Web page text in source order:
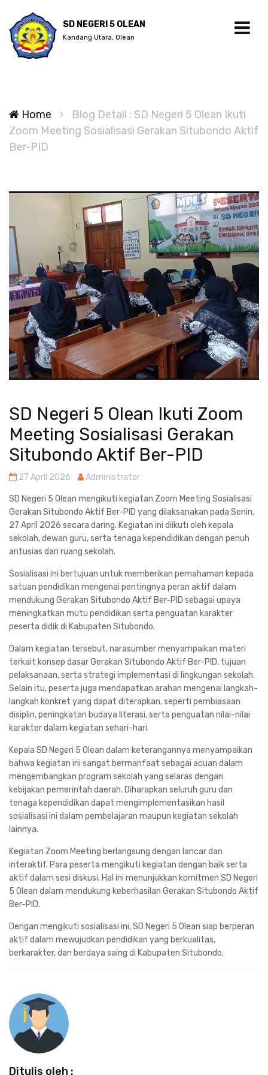
SD NEGERI 5 OLEAN
Kandang Utara, Olean
Home
Blog Detail : SD Negeri 5 Olean Ikuti
Zoom Meeting Sosialisasi Gerakan Situbondo Aktif
Ber-PID
SD Negeri 5 Olean Ikuti Zoom
Meeting Sosialisasi Gerakan
Situbondo Aktif Ber-PID
27 April 2026 Administrator
SD Negeri 5 Olean mengikuti kegiatan Zoom Meeting Sosialisasi
Gerakan Situbondo Aktif Ber-PID yang dilaksanakan pada Senin,
27 April 2026 secara daring. Kegiatan ini diikuti oleh kepala
sekolah, dewan guru, serta tenaga kependidikan dengan penuh
antusias dari ruang sekolah.
Sosialisasi ini bertujuan untuk memberikan pemahaman kepada
satuan pendidikan mengenai pentingnya peran aktif dalam
mendukung Gerakan Situbondo Aktif Ber-PID sebagai upaya
meningkatkan mutu pendidikan serta penguatan karakter
peserta didik di Kabupaten Situbondo.
Dalam kegiatan tersebut, narasumber menyampaikan materi
terkait konsep dasar Gerakan Situbondo Aktif Ber-PID, tujuan
pelaksanaan, serta strategi implementasi di lingkungan sekolah.
Selain itu, peserta juga mendapatkan arahan mengenai langkah-
langkah konkret yang dapat diterapkan, seperti pembiasaan
disiplin, peningkatan budaya literasi, serta penguatan nilai-nilai
karakter dalam kegiatan sehari-hari.
Kepala SD Negeri 5 Olean dalam keterangannya menyampaikan
bahwa kegiatan ini sangat bermanfaat sebagai acuan dalam
mengembangkan program sekolah yang selaras dengan
kebijakan pemerintah daerah. Diharapkan seluruh guru dan
tenaga kependidikan dapat mengimplementasikan hasil
sosialisasi ini dalam pembelajaran maupun kegiatan sekolah
lainnya.
Kegiatan Zoom Meeting berlangsung dengan lancar dan
interaktif. Para peserta mengikuti kegiatan dengan baik serta
aktif dalam sesi diskusi. Hal ini menunjukkan komitmen SD Negeri
5 Olean dalam mendukung keberhasilan Gerakan Situbondo Aktif
Ber-PID.
Dengan mengikuti sosialisasi ini, SD Negeri 5 Olean siap berperan
aktif dalam mewujudkan pendidikan yang berkualitas,
berkarakter, dan berdaya saing di Kabupaten Situbondo.
Ditulis oleh :